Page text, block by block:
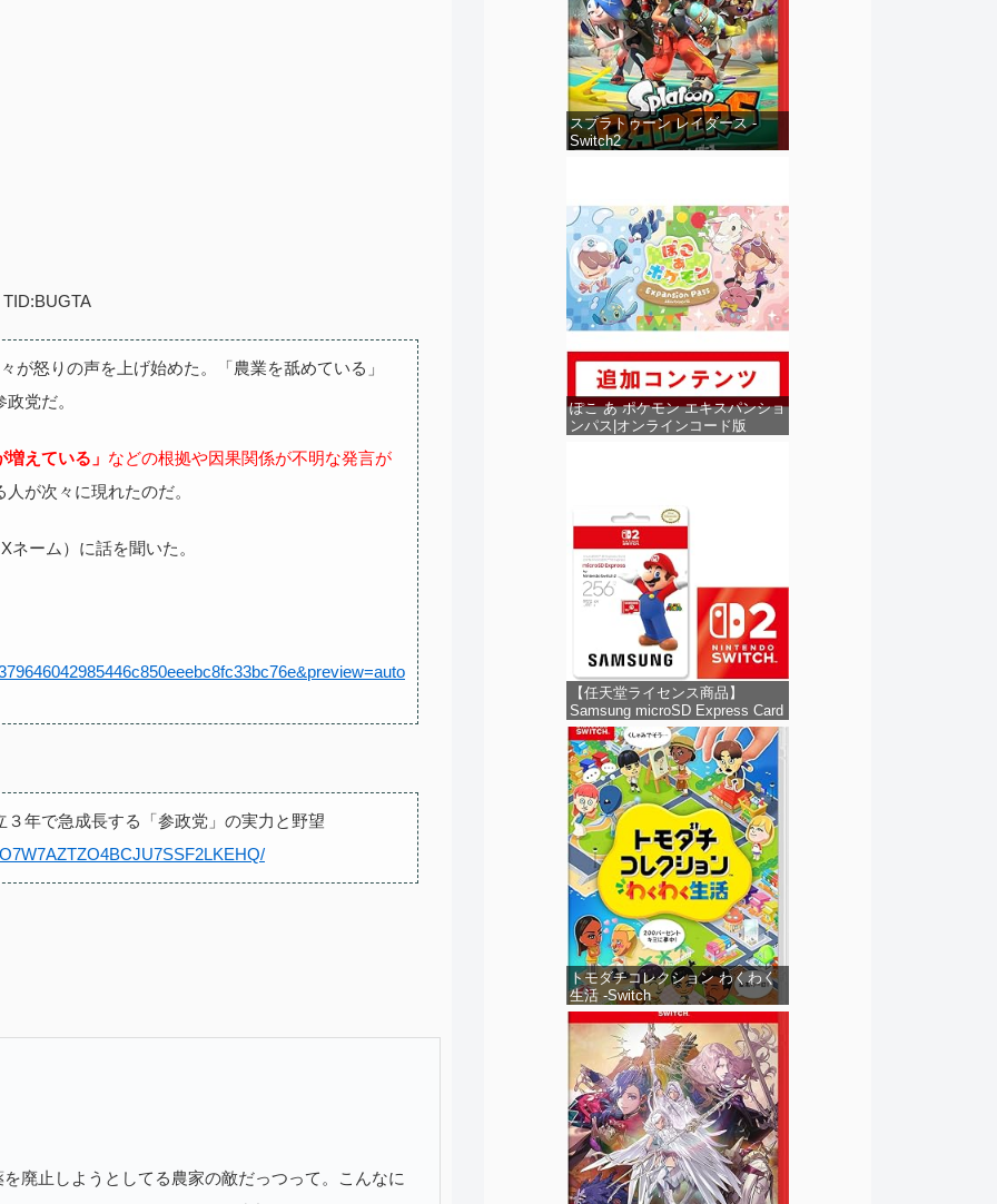
怒りの声を上げ始めた。「農業を舐めている」
党だ。
えている」 などの根拠や因果関係が不明な発言が
が次々に現れたのだ。
ーム）に話を聞いた。
年で急成長する「参政党」の実力と野望
廃止しようとしてる農家の敵だっつって。こんなに
スプラトゥーン レイダース -
Switch2
ぽこ あ ポケモン エキスパンショ
ンパス|オンラインコード版
【任天堂ライセンス商品】
Samsung microSD Express Card
256GB for Nintendo Switch 2(サ
ムスン マイクロSDエクスプレス
カード 256GB) 【Amazon.co.jp
限定特典】Nintendo S
トモダチコレクション わくわく
生活 -Switch